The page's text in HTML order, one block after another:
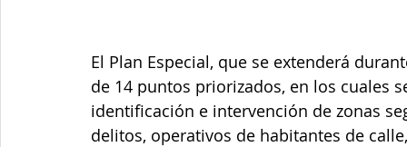
El Plan Especial, que se extenderá
de 14 puntos priorizados, en los cuales
identificación e intervención de zonas
delitos, operativos de habitantes de